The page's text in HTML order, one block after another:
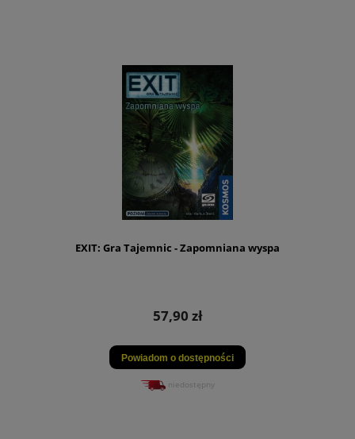
EXIT: Gra Tajemnic - Zapomniana wyspa
57,90 zł
Powiadom o dostępności
niedostępny